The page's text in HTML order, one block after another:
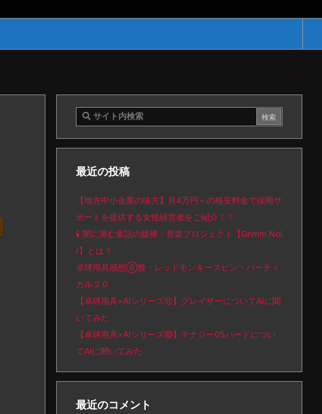
最近の投稿
【地方中小企業の味方】月4万円～の格安料金で採用サ
ポートを提供する女性経営者をご紹介！！
🕯️ 闇に潜む童話の旋律：音楽プロジェクト【Grimm Noi
r】とは？
卓球用具感想⑥雅・レッドモンキースピン・バーティ
カル２０
【卓球用具×AIシリーズ⑪】グレイザーについてAIに聞
いてみた
【卓球用具×AIシリーズ⑩】テナジー05ハードについ
てAIに聞いてみた
最近のコメント